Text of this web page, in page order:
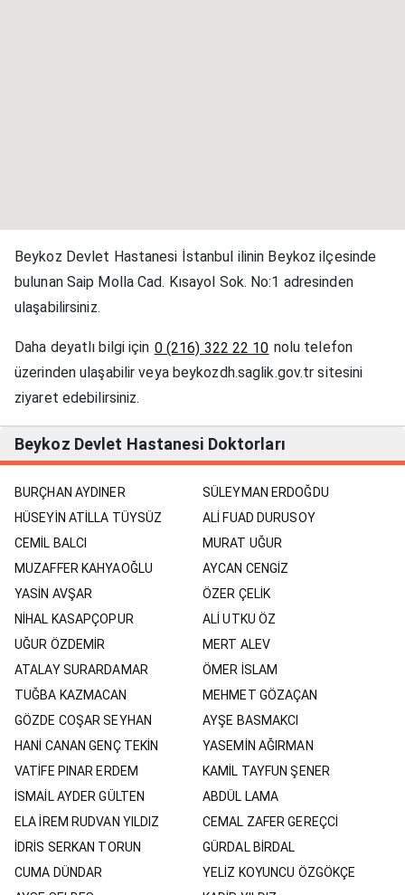
Beykoz Devlet Hastanesi İstanbul ilinin Beykoz ilçesinde
bulunan Saip Molla Cad. Kısayol Sok. No:1 adresinden
ulaşabilirsiniz.
Daha deyatlı bilgi için 0 (216) 322 22 10 nolu telefon
üzerinden ulaşabilir veya beykozdh.saglik.gov.tr sitesini
ziyaret edebilirsiniz.
Beykoz Devlet Hastanesi Doktorları
BURÇHAN AYDINER
SÜLEYMAN ERDOĞDU
HÜSEYİN ATİLLA TÜYSÜZ
ALİ FUAD DURUSOY
CEMİL BALCI
MURAT UĞUR
MUZAFFER KAHYAOĞLU
AYCAN CENGİZ
YASİN AVŞAR
ÖZER ÇELİK
NİHAL KASAPÇOPUR
ALİ UTKU ÖZ
UĞUR ÖZDEMİR
MERT ALEV
ATALAY SURARDAMAR
ÖMER İSLAM
TUĞBA KAZMACAN
MEHMET GÖZAÇAN
GÖZDE COŞAR SEYHAN
AYŞE BASMAKCI
HANİ CANAN GENÇ TEKİN
YASEMİN AĞIRMAN
VATİFE PINAR ERDEM
KAMİL TAYFUN ŞENER
İSMAİL AYDER GÜLTEN
ABDÜL LAMA
ELA İREM RUDVAN YILDIZ
CEMAL ZAFER GEREÇCİ
İDRİS SERKAN TORUN
GÜRDAL BİRDAL
CUMA DÜNDAR
YELİZ KOYUNCU ÖZGÖKÇE